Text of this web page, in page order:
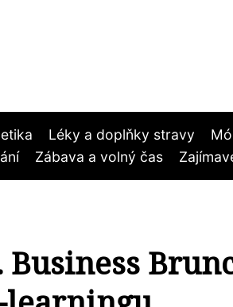
Léky a doplňky stravy
Zábava a volný čas